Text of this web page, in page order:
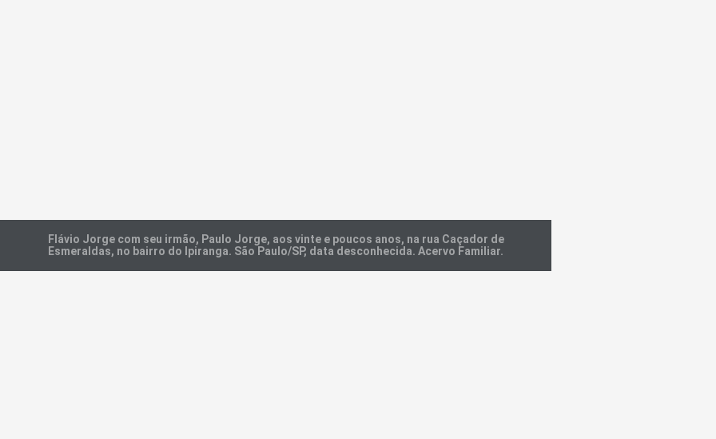
Flávio Jorge com seu irmão, Paulo Jorge, aos vinte e poucos anos, na rua Caçador de
Esmeraldas, no bairro do Ipiranga. São Paulo/SP, data desconhecida. Acervo Familiar.